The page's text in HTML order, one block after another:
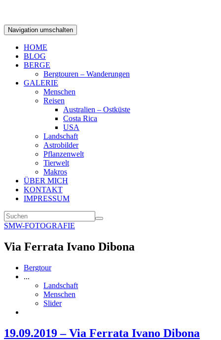
Navigation umschalten
HOME
BLOG
BERGE
Bergtouren – Wanderungen
GALERIE
Menschen
Reisen
Australien – Ostküste
Costa Rica
USA
Landschaft
Astrobilder
Pflanzenwelt
Tierwelt
Makros
ÜBER MICH
KONTAKT
IMPRESSUM
SMW-FOTOGRAFIE
Via Ferrata Ivano Dibona
Bergtour
...
Landschaft
Menschen
Slider
19.09.2019 – Via Ferrata Ivano Dibona